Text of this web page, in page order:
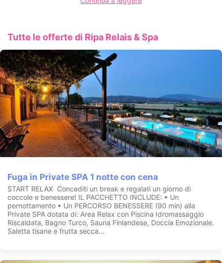
corpo e spirito con trattamenti mirati.
Tutte le offerte di Ripa Relais & Spa
Fuga in Private SPA 1 notte con cena
START RELAX Concediti un break e regalati un giorno di
coccole e benessere! IL PACCHETTO INCLUDE: • Un
pernottamento • Un PERCORSO BENESSERE (90 min) alla
Private SPA dotata di: Area Relax con Piscina Idromassaggio
Riscaldata, Bagno Turco, Sauna Finlandese, Doccia Emozionale.
Saletta tisane e frutta secca...